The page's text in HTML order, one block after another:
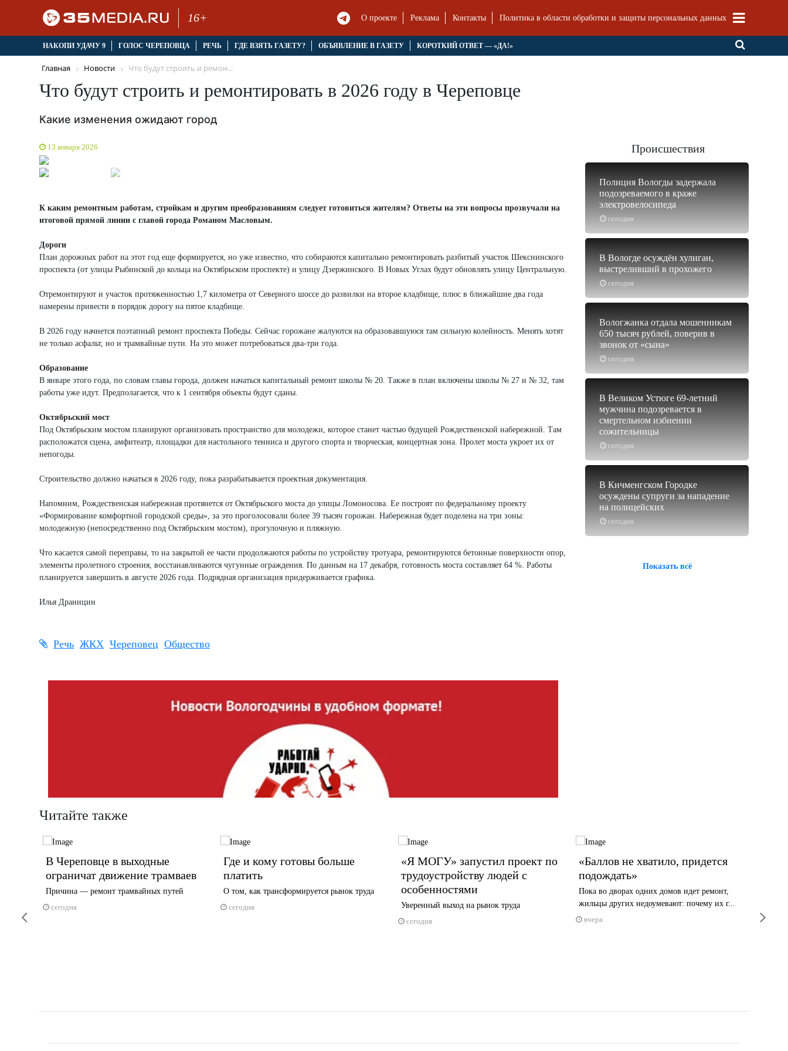
16+ О проекте Реклама Контакты Политика в области обработки и защиты персональных данных
НАКОПИ УДАЧУ 9 ГОЛОС ЧЕРЕПОВЦА РЕЧЬ ГДЕ ВЗЯТЬ ГАЗЕТУ? ОБЪЯВЛЕНИЕ В ГАЗЕТУ КОРОТКИЙ ОТВЕТ — «ДА!»
Главная Новости Что будут строить и ремон...
Что будут строить и ремонтировать в 2026 году в Череповце
Какие изменения ожидают город
13 января 2026
К каким ремонтным работам, стройкам и другим преобразованиям следует готовиться жителям? Ответы на эти вопросы прозвучали на
итоговой прямой линии с главой города Романом Масловым.
Дороги
План дорожных работ на этот год еще формируется, но уже известно, что собираются капитально ремонтировать разбитый участок Шекснинского
проспекта (от улицы Рыбинской до кольца на Октябрьском проспекте) и улицу Дзержинского. В Новых Углах будут обновлять улицу Центральную.
Отремонтируют и участок протяженностью 1,7 километра от Северного шоссе до развилки на второе кладбище, плюс в ближайшие два года
намерены привести в порядок дорогу на пятое кладбище.
В 2026 году начнется поэтапный ремонт проспекта Победы. Сейчас горожане жалуются на образовавшуюся там сильную колейность. Менять хотят
не только асфальт, но и трамвайные пути. На это может потребоваться два-три года.
Образование
В январе этого года, по словам главы города, должен начаться капитальный ремонт школы № 20. Также в план включены школы № 27 и № 32, там
работы уже идут. Предполагается, что к 1 сентября объекты будут сданы.
Октябрьский мост
Под Октябрьским мостом планируют организовать пространство для молодежи, которое станет частью будущей Рождественской набережной. Там
расположатся сцена, амфитеатр, площадки для настольного тенниса и другого спорта и творческая, концертная зона. Пролет моста укроет их от
непогоды.
Строительство должно начаться в 2026 году, пока разрабатывается проектная документация.
Напомним, Рождественская набережная протянется от Октябрьского моста до улицы Ломоносова. Ее построят по федеральному проекту
«Формирование комфортной городской среды», за это проголосовали более 39 тысяч горожан. Набережная будет поделена на три зоны:
молодежную (непосредственно под Октябрьским мостом), прогулочную и пляжную.
Что касается самой переправы, то на закрытой ее части продолжаются работы по устройству тротуара, ремонтируются бетонные поверхности опор,
элементы пролетного строения, восстанавливаются чугунные ограждения. По данным на 17 декабря, готовность моста составляет 64 %. Работы
планируется завершить в августе 2026 года. Подрядная организация придерживается графика.
Илья Драницин
Речь ЖКХ Череповец Общество
Происшествия
сегодня
Полиция Вологды задержала
подозреваемого в краже
электровелосипеда
сегодня
В Вологде осуждён хулиган,
выстреливший в прохожего
сегодня
Вологжанка отдала мошенникам
650 тысяч рублей, поверив в
звонок от «сына»
сегодня
В Великом Устюге 69-летний
мужчина подозревается в
смертельном избиении
сожительницы
сегодня
В Кичменгском Городке
осуждены супруги за нападение
на полицейских
Показать всё
Читайте также
В Череповце в выходные
ограничат движение трамваев
Причина — ремонт трамвайных путей
сегодня
Где и кому готовы больше
платить
О том, как трансформируется рынок труда
сегодня
«Я МОГУ» запустил проект по
трудоустройству людей с
особенностями
Уверенный выход на рынок труда
сегодня
«Баллов не хватило, придется
подождать»
Пока во дворах одних домов идет ремонт,
жильцы других недоумевают: почему их г...
вчера